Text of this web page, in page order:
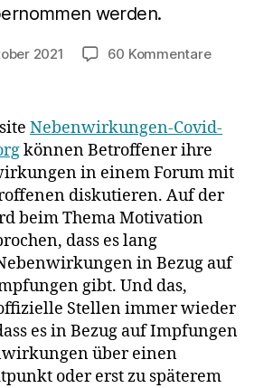
werden.
2021 60 Kommentarezu
von
ist
ein
geboren:
„Long
nach
Impfung“
Nebenwirkungen-Covid-
können Betroffener ihre
in einem Forum mit
diskutieren. Auf der
beim Thema Motivation
dass es lang
in Bezug auf
gibt. Und das,
Stellen immer wieder
es in Bezug auf Impfungen
über einen
oder erst zu späterem